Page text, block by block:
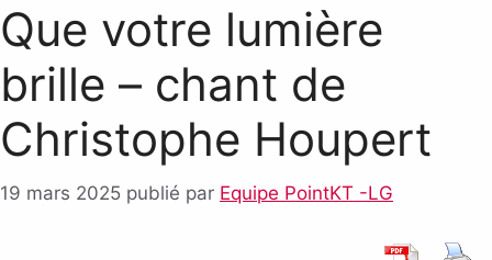
Que votre lumière
brille – chant de
Christophe Houpert
19 mars 2025 publié par Equipe PointKT -LG